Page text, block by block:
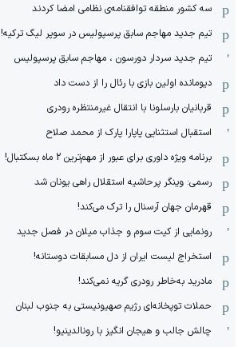
سه کشور منطقه توافقنامه‌ی نظامی امضا کردند
تیم جدید مهاجم سابق پرسپولیس در سوپر لیگ ترکیه!
تیم جدید سردار دورسون ، مهاجم سابق پرسپولیس
دیومانده اولین بازی با رئال را از دست داد
قربانیان بارسلونا با انتقال غیرمنتظره رودری
استقبال استثنایی پاپارا پارک از محمد صلاح
برنامه ویژه داوری برای عبور از مهم‌ترین 2 ماه بسکتبال!
رسمی: وینگر پرحاشیه استقلال راهی یونان شد
قهرمان جهان آرسنال را ترک می‌کند!
رونمایی از کیت سوم و جذاب میلان در فصل جدید
استخراج لیست ایران از دل مسابقات دوستانه!
مادرید به‌خاطر رودری گریه نمی‌کند!
حملات توپخانه‌ای رژیم صهیونیستی به جنوب لبنان
چالش جالب و هیجان انگیز با رونالدینیو!